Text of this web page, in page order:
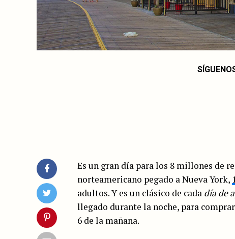
Es un gran día para los 8 millones de
norteamericano pegado a Nueva York,
adultos. Y es un clásico de cada día de
llegado durante la noche, para
6 de la mañana.